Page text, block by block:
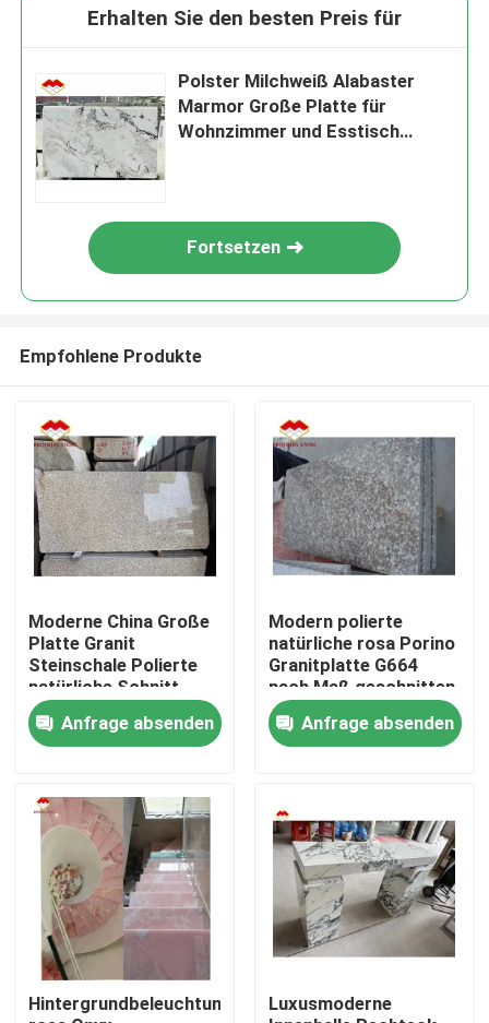
Nach Hause
Über uns
Kontakte
Erhalten Sie den besten Preis für
Polster Milchweiß Alabaster
Marmor Große Platte für
Wohnzimmer und Esstisch
Fortsetzen
Empfohlene Produkte
Moderne China Große
Platte Granit
Steinschale Polierte
natürliche Schnitt
nach Größe
Chinesische rosa
Porno Rosa Granit
Anfrage absenden
Modern polierte
natürliche rosa Porino
Granitplatte G664
nach Maß geschnitten
China rosa Porno Rosa
PreiseAnfrage absenden
Hintergrundbeleuchtung
Luxusmoderne